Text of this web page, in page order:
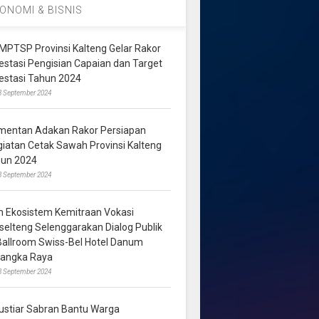
& BISNIS
Provinsi Kalteng Gelar Rakor
Pengisian Capaian dan Target
Tahun 2024
September 2024
Adakan Rakor Persiapan
Cetak Sawah Provinsi Kalteng
2024
September 2024
Ekosistem Kemitraan Vokasi
Selenggarakan Dialog Publik
Swiss-Bel Hotel Danum
Raya
September 2024
Sabran Bantu Warga